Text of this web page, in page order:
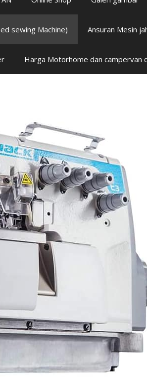
sewing Machine) Ansuran Mesin
Harga Motorhome dan campervan